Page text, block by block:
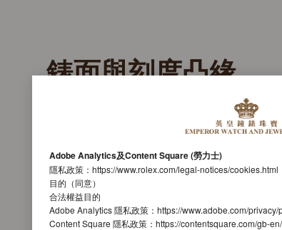
錶面與刻度凸緣
顯示功能經煥新設計，確保各個元素清
面可減少反光，搭配勞力士專業腕錶特
數計時刻度的凸緣精準固定於錶面之上
計時分鐘刻度由10至0，同時設有半分
Adobe Analytics及Content Square (勞力士)
隱私政策： https://www.rolex.com/legal-notices/cookies.html
目的（同意）
合法權益目的
Adobe Analytics 隱私政策： https://www.adobe.com/privacy/
Content Square 隱私政策： https://contentsquare.com/gb-